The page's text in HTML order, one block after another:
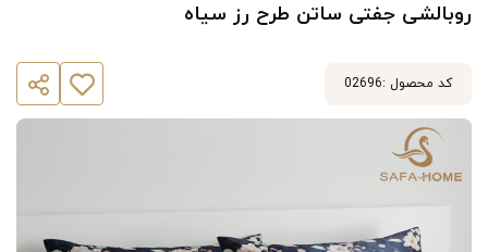
روبالشی جفتی ساتن طرح رز سیاه
کد محصول :02696